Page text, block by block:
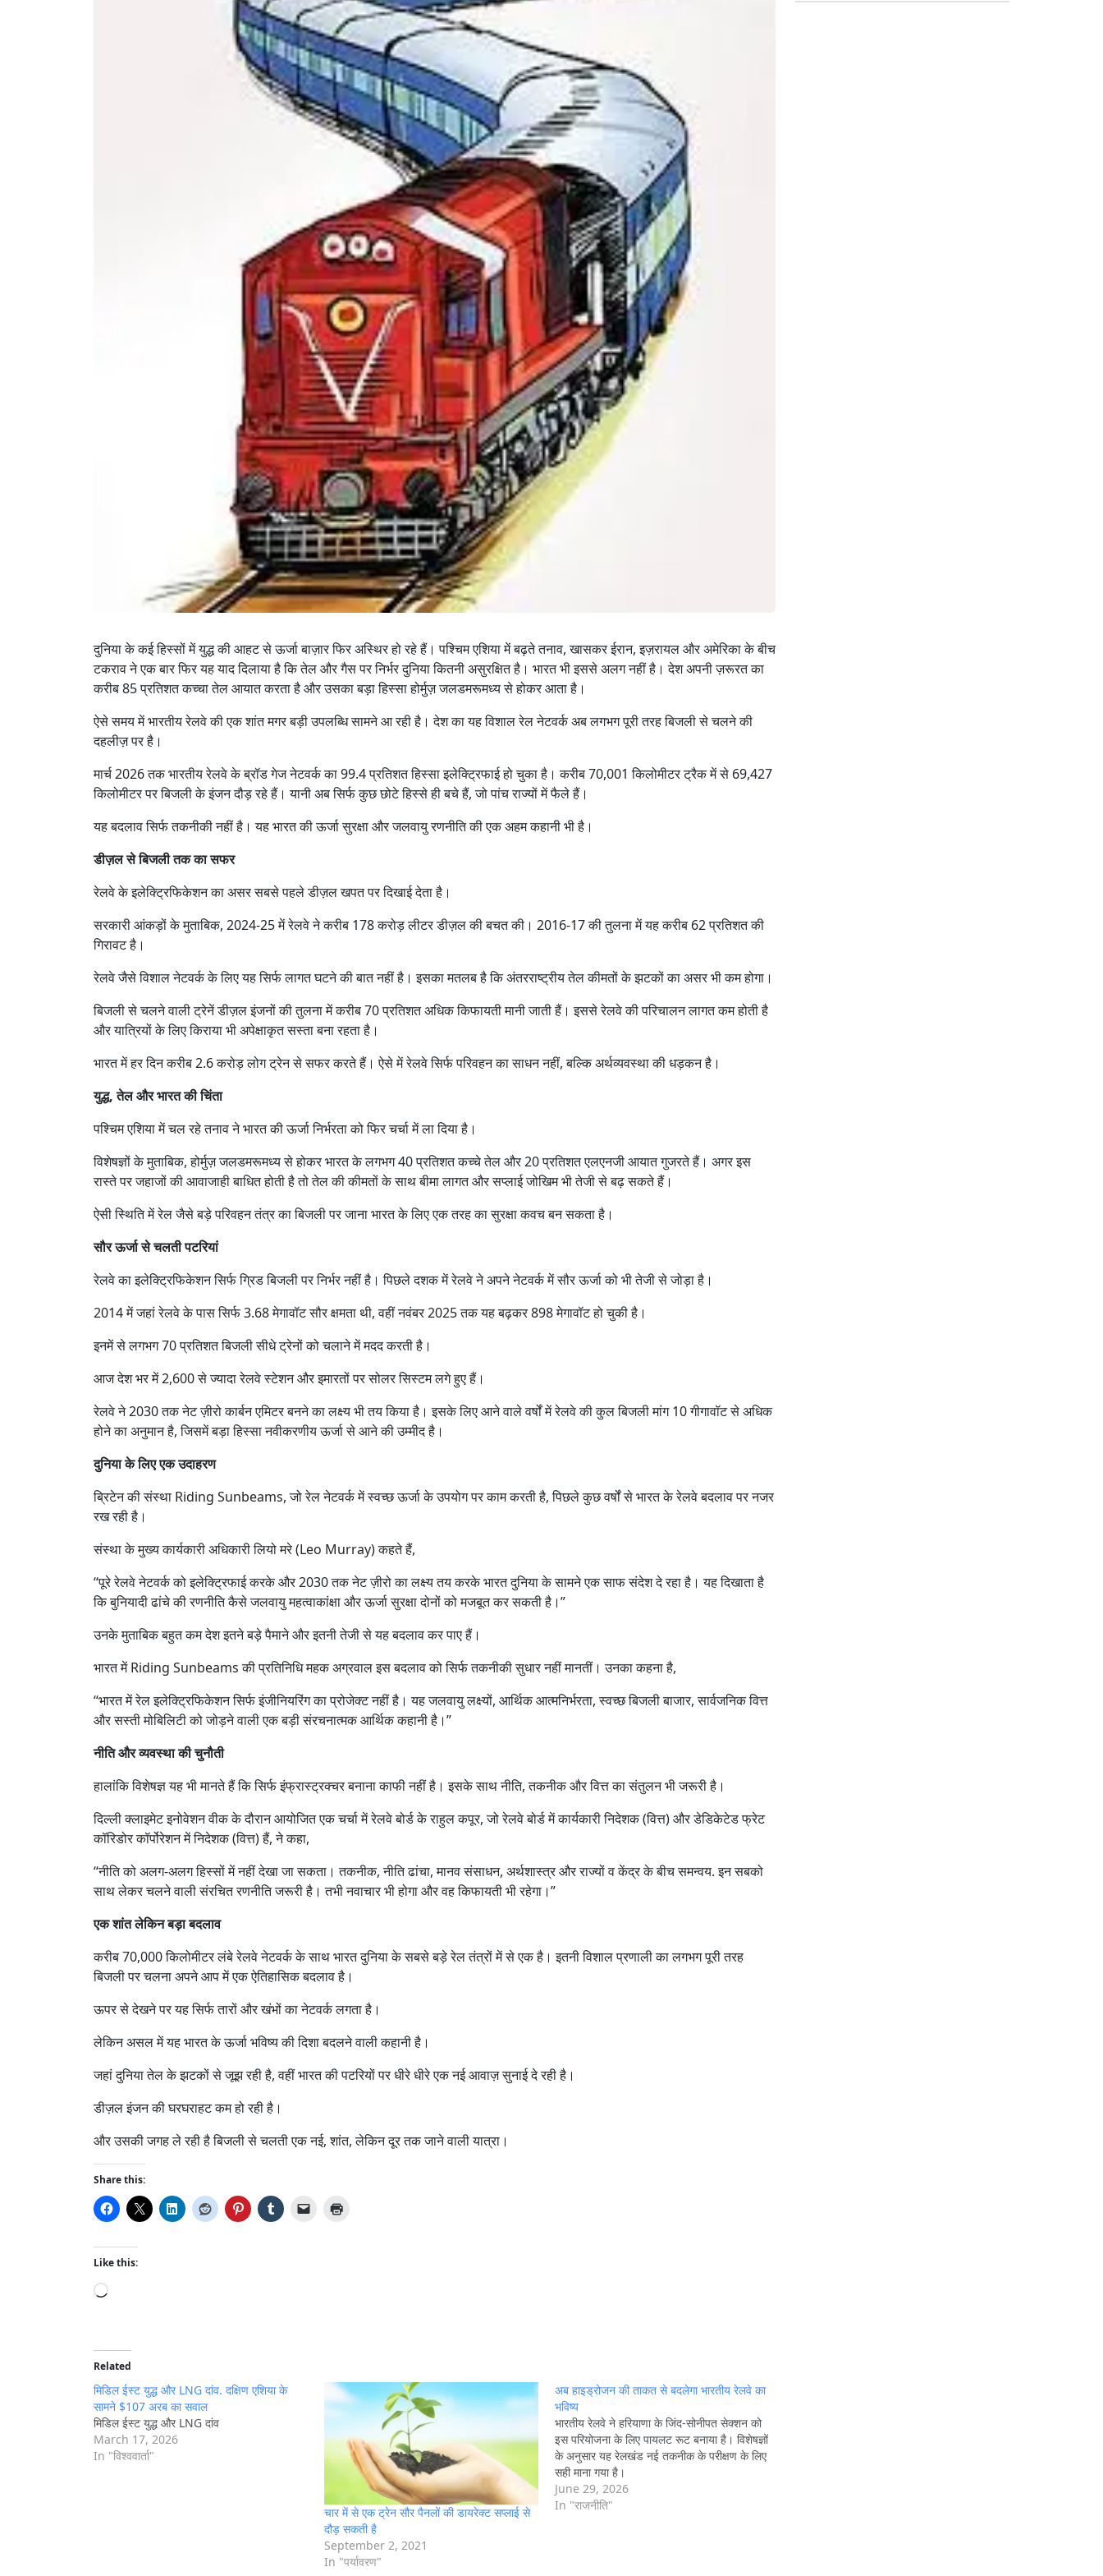
दुनिया के कई हिस्सों में युद्ध की आहट से ऊर्जा बाज़ार फिर अस्थिर हो रहे हैं। पश्चिम एशिया में बढ़ते तनाव, खासकर ईरान, इज़रायल और अमेरिका के बीच
टकराव ने एक बार फिर यह याद दिलाया है कि तेल और गैस पर निर्भर दुनिया कितनी असुरक्षित है। भारत भी इससे अलग नहीं है। देश अपनी ज़रूरत का
करीब 85 प्रतिशत कच्चा तेल आयात करता है और उसका बड़ा हिस्सा होर्मुज़ जलडमरूमध्य से होकर आता है।
ऐसे समय में भारतीय रेलवे की एक शांत मगर बड़ी उपलब्धि सामने आ रही है। देश का यह विशाल रेल नेटवर्क अब लगभग पूरी तरह बिजली से चलने की
दहलीज़ पर है।
मार्च 2026 तक भारतीय रेलवे के ब्रॉड गेज नेटवर्क का 99.4 प्रतिशत हिस्सा इलेक्ट्रिफाई हो चुका है। करीब 70,001 किलोमीटर ट्रैक में से 69,427
किलोमीटर पर बिजली के इंजन दौड़ रहे हैं। यानी अब सिर्फ कुछ छोटे हिस्से ही बचे हैं, जो पांच राज्यों में फैले हैं।
यह बदलाव सिर्फ तकनीकी नहीं है। यह भारत की ऊर्जा सुरक्षा और जलवायु रणनीति की एक अहम कहानी भी है।
डीज़ल से बिजली तक का सफर
रेलवे के इलेक्ट्रिफिकेशन का असर सबसे पहले डीज़ल खपत पर दिखाई देता है।
सरकारी आंकड़ों के मुताबिक, 2024-25 में रेलवे ने करीब 178 करोड़ लीटर डीज़ल की बचत की। 2016-17 की तुलना में यह करीब 62 प्रतिशत की
गिरावट है।
रेलवे जैसे विशाल नेटवर्क के लिए यह सिर्फ लागत घटने की बात नहीं है। इसका मतलब है कि अंतरराष्ट्रीय तेल कीमतों के झटकों का असर भी कम होगा।
बिजली से चलने वाली ट्रेनें डीज़ल इंजनों की तुलना में करीब 70 प्रतिशत अधिक किफायती मानी जाती हैं। इससे रेलवे की परिचालन लागत कम होती है
और यात्रियों के लिए किराया भी अपेक्षाकृत सस्ता बना रहता है।
भारत में हर दिन करीब 2.6 करोड़ लोग ट्रेन से सफर करते हैं। ऐसे में रेलवे सिर्फ परिवहन का साधन नहीं, बल्कि अर्थव्यवस्था की धड़कन है।
युद्ध, तेल और भारत की चिंता
पश्चिम एशिया में चल रहे तनाव ने भारत की ऊर्जा निर्भरता को फिर चर्चा में ला दिया है।
विशेषज्ञों के मुताबिक, होर्मुज़ जलडमरूमध्य से होकर भारत के लगभग 40 प्रतिशत कच्चे तेल और 20 प्रतिशत एलएनजी आयात गुजरते हैं। अगर इस
रास्ते पर जहाजों की आवाजाही बाधित होती है तो तेल की कीमतों के साथ बीमा लागत और सप्लाई जोखिम भी तेजी से बढ़ सकते हैं।
ऐसी स्थिति में रेल जैसे बड़े परिवहन तंत्र का बिजली पर जाना भारत के लिए एक तरह का सुरक्षा कवच बन सकता है।
सौर ऊर्जा से चलती पटरियां
रेलवे का इलेक्ट्रिफिकेशन सिर्फ ग्रिड बिजली पर निर्भर नहीं है। पिछले दशक में रेलवे ने अपने नेटवर्क में सौर ऊर्जा को भी तेजी से जोड़ा है।
2014 में जहां रेलवे के पास सिर्फ 3.68 मेगावॉट सौर क्षमता थी, वहीं नवंबर 2025 तक यह बढ़कर 898 मेगावॉट हो चुकी है।
इनमें से लगभग 70 प्रतिशत बिजली सीधे ट्रेनों को चलाने में मदद करती है।
आज देश भर में 2,600 से ज्यादा रेलवे स्टेशन और इमारतों पर सोलर सिस्टम लगे हुए हैं।
रेलवे ने 2030 तक नेट ज़ीरो कार्बन एमिटर बनने का लक्ष्य भी तय किया है। इसके लिए आने वाले वर्षों में रेलवे की कुल बिजली मांग 10 गीगावॉट से अधिक
होने का अनुमान है, जिसमें बड़ा हिस्सा नवीकरणीय ऊर्जा से आने की उम्मीद है।
दुनिया के लिए एक उदाहरण
ब्रिटेन की संस्था Riding Sunbeams, जो रेल नेटवर्क में स्वच्छ ऊर्जा के उपयोग पर काम करती है, पिछले कुछ वर्षों से भारत के रेलवे बदलाव पर नजर
रख रही है।
संस्था के मुख्य कार्यकारी अधिकारी लियो मरे (Leo Murray) कहते हैं,
“पूरे रेलवे नेटवर्क को इलेक्ट्रिफाई करके और 2030 तक नेट ज़ीरो का लक्ष्य तय करके भारत दुनिया के सामने एक साफ संदेश दे रहा है। यह दिखाता है
कि बुनियादी ढांचे की रणनीति कैसे जलवायु महत्वाकांक्षा और ऊर्जा सुरक्षा दोनों को मजबूत कर सकती है।”
उनके मुताबिक बहुत कम देश इतने बड़े पैमाने और इतनी तेजी से यह बदलाव कर पाए हैं।
भारत में Riding Sunbeams की प्रतिनिधि महक अग्रवाल इस बदलाव को सिर्फ तकनीकी सुधार नहीं मानतीं। उनका कहना है,
“भारत में रेल इलेक्ट्रिफिकेशन सिर्फ इंजीनियरिंग का प्रोजेक्ट नहीं है। यह जलवायु लक्ष्यों, आर्थिक आत्मनिर्भरता, स्वच्छ बिजली बाजार, सार्वजनिक वित्त
और सस्ती मोबिलिटी को जोड़ने वाली एक बड़ी संरचनात्मक आर्थिक कहानी है।”
नीति और व्यवस्था की चुनौती
हालांकि विशेषज्ञ यह भी मानते हैं कि सिर्फ इंफ्रास्ट्रक्चर बनाना काफी नहीं है। इसके साथ नीति, तकनीक और वित्त का संतुलन भी जरूरी है।
दिल्ली क्लाइमेट इनोवेशन वीक के दौरान आयोजित एक चर्चा में रेलवे बोर्ड के राहुल कपूर, जो रेलवे बोर्ड में कार्यकारी निदेशक (वित्त) और डेडिकेटेड फ्रेट
कॉरिडोर कॉर्पोरेशन में निदेशक (वित्त) हैं, ने कहा,
“नीति को अलग-अलग हिस्सों में नहीं देखा जा सकता। तकनीक, नीति ढांचा, मानव संसाधन, अर्थशास्त्र और राज्यों व केंद्र के बीच समन्वय. इन सबको
साथ लेकर चलने वाली संरचित रणनीति जरूरी है। तभी नवाचार भी होगा और वह किफायती भी रहेगा।”
एक शांत लेकिन बड़ा बदलाव
करीब 70,000 किलोमीटर लंबे रेलवे नेटवर्क के साथ भारत दुनिया के सबसे बड़े रेल तंत्रों में से एक है। इतनी विशाल प्रणाली का लगभग पूरी तरह
बिजली पर चलना अपने आप में एक ऐतिहासिक बदलाव है।
ऊपर से देखने पर यह सिर्फ तारों और खंभों का नेटवर्क लगता है।
लेकिन असल में यह भारत के ऊर्जा भविष्य की दिशा बदलने वाली कहानी है।
जहां दुनिया तेल के झटकों से जूझ रही है, वहीं भारत की पटरियों पर धीरे धीरे एक नई आवाज़ सुनाई दे रही है।
डीज़ल इंजन की घरघराहट कम हो रही है।
और उसकी जगह ले रही है बिजली से चलती एक नई, शांत, लेकिन दूर तक जाने वाली यात्रा।
Share this:
Like this:
L
d
i
n
g
…
Related
मिडिल ईस्ट युद्ध और LNG दांव. दक्षिण एशिया के
सामने $107 अरब का सवाल
मिडिल ईस्ट युद्ध और LNG दांव
March 17, 2026
In "विश्ववार्ता"
चार में से एक ट्रेन सौर पैनलों की डायरेक्ट सप्लाई से
दौड़ सकती है
September 2, 2021
In "पर्यावरण"
अब हाइड्रोजन की ताकत से बदलेगा भारतीय रेलवे का
भविष्य
भारतीय रेलवे ने हरियाणा के जिंद-सोनीपत सेक्शन को
इस परियोजना के लिए पायलट रूट बनाया है। विशेषज्ञों
के अनुसार यह रेलखंड नई तकनीक के परीक्षण के लिए
सही माना गया है।
June 29, 2026
In "राजनीति"